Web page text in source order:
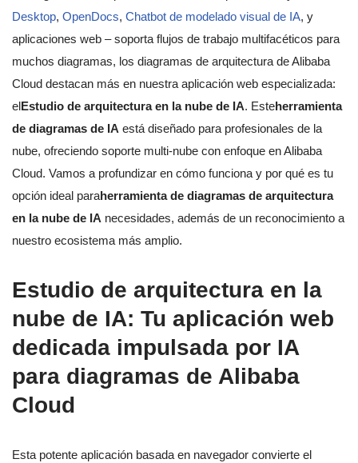
Desktop, OpenDocs, Chatbot de modelado visual de IA, y
aplicaciones web – soporta flujos de trabajo multifacéticos para
muchos diagramas, los diagramas de arquitectura de Alibaba
Cloud destacan más en nuestra aplicación web especializada:
elEstudio de arquitectura en la nube de IA. Esteherramienta
de diagramas de IA está diseñado para profesionales de la
nube, ofreciendo soporte multi-nube con enfoque en Alibaba
Cloud. Vamos a profundizar en cómo funciona y por qué es tu
opción ideal paraherramienta de diagramas de arquitectura
en la nube de IA necesidades, además de un reconocimiento a
nuestro ecosistema más amplio.
Estudio de arquitectura en la
nube de IA: Tu aplicación web
dedicada impulsada por IA
para diagramas de Alibaba
Cloud
Esta potente aplicación basada en navegador convierte el